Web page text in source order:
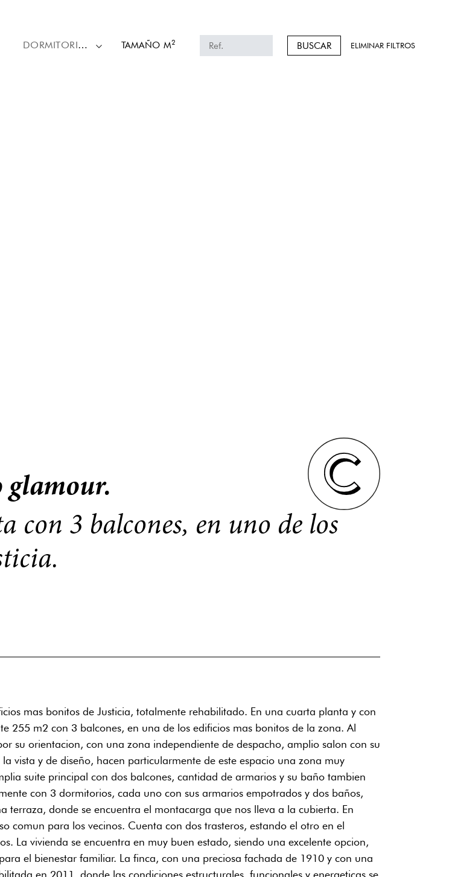
DORMITORIOS TAMAÑO M2 BUSCAR ELIMINAR FILTROS
glamour.
con 3 balcones, en uno de los
mas bonitos de Justicia, totalmente rehabilitado. En una cuarta planta y con
255 m2 con 3 balcones, en una de los edificios mas bonitos de la zona. Al
su orientacion, con una zona independiente de despacho, amplio salon con su
vista y de diseño, hacen particularmente de este espacio una zona muy
suite principal con dos balcones, cantidad de armarios y su baño tambien
con 3 dormitorios, cada uno con sus armarios empotrados y dos baños,
donde se encuentra el montacarga que nos lleva a la cubierta. En
comun para los vecinos. Cuenta con dos trasteros, estando el otro en el
La vivienda se encuentra en muy buen estado, siendo una excelente opcion,
el bienestar familiar. La finca, con una preciosa fachada de 1910 y con una
en 2011, donde las condiciones estructurales, funcionales y energeticas se